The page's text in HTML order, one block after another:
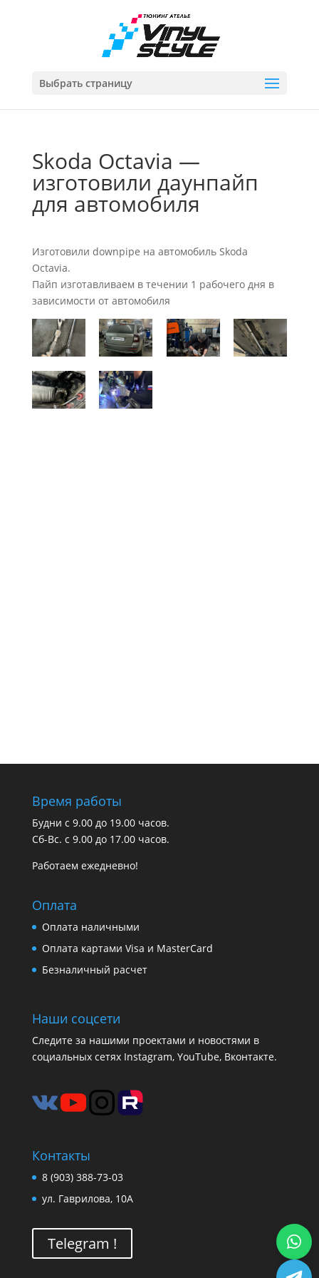
Выбрать страницу
Skoda Octavia —
изготовили даунпайп
для автомобиля
Изготовили downpipe на автомобиль Skoda
Octavia.
Пайп изготавливаем в течении 1 рабочего дня в
зависимости от автомобиля
Время работы
Будни с 9.00 до 19.00 часов.
Сб-Вс. с 9.00 до 17.00 часов.
Работаем ежедневно!
Оплата
Оплата наличными
Оплата картами Visa и MasterCard
Безналичный расчет
Наши соцсети
Следите за нашими проектами и новостями в
социальных сетях Instagram, YouTube, Вконтакте.
Контакты
8 (903) 388-73-03
ул. Гаврилова, 10А
Telegram !